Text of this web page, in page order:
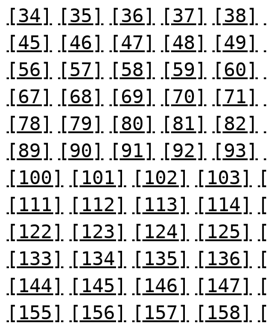
[34]
[35] [36] [37] [38]
[45]
[46] [47] [48] [49]
[56]
[57] [58] [59] [60]
[67]
[68] [69] [70] [71]
[78]
[79] [80] [81] [82]
[89]
[90] [91] [92] [93]
[100]
[101] [102] [103]
[111]
[112] [113] [114]
[122]
[123] [124] [125]
[133]
[134] [135] [136]
[144]
[145] [146] [147]
[155]
[156] [157] [158]